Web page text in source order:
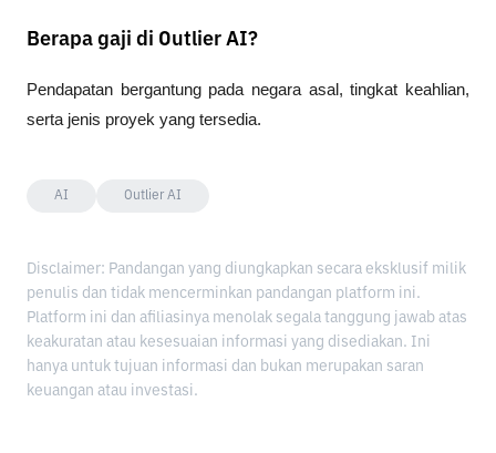
Berapa gaji di Outlier AI?
Pendapatan bergantung pada negara asal, tingkat keahlian,
serta jenis proyek yang tersedia.
AI Outlier AI
Disclaimer: Pandangan yang diungkapkan secara eksklusif milik
penulis dan tidak mencerminkan pandangan platform ini.
Platform ini dan afiliasinya menolak segala tanggung jawab atas
keakuratan atau kesesuaian informasi yang disediakan. Ini
hanya untuk tujuan informasi dan bukan merupakan saran
keuangan atau investasi.